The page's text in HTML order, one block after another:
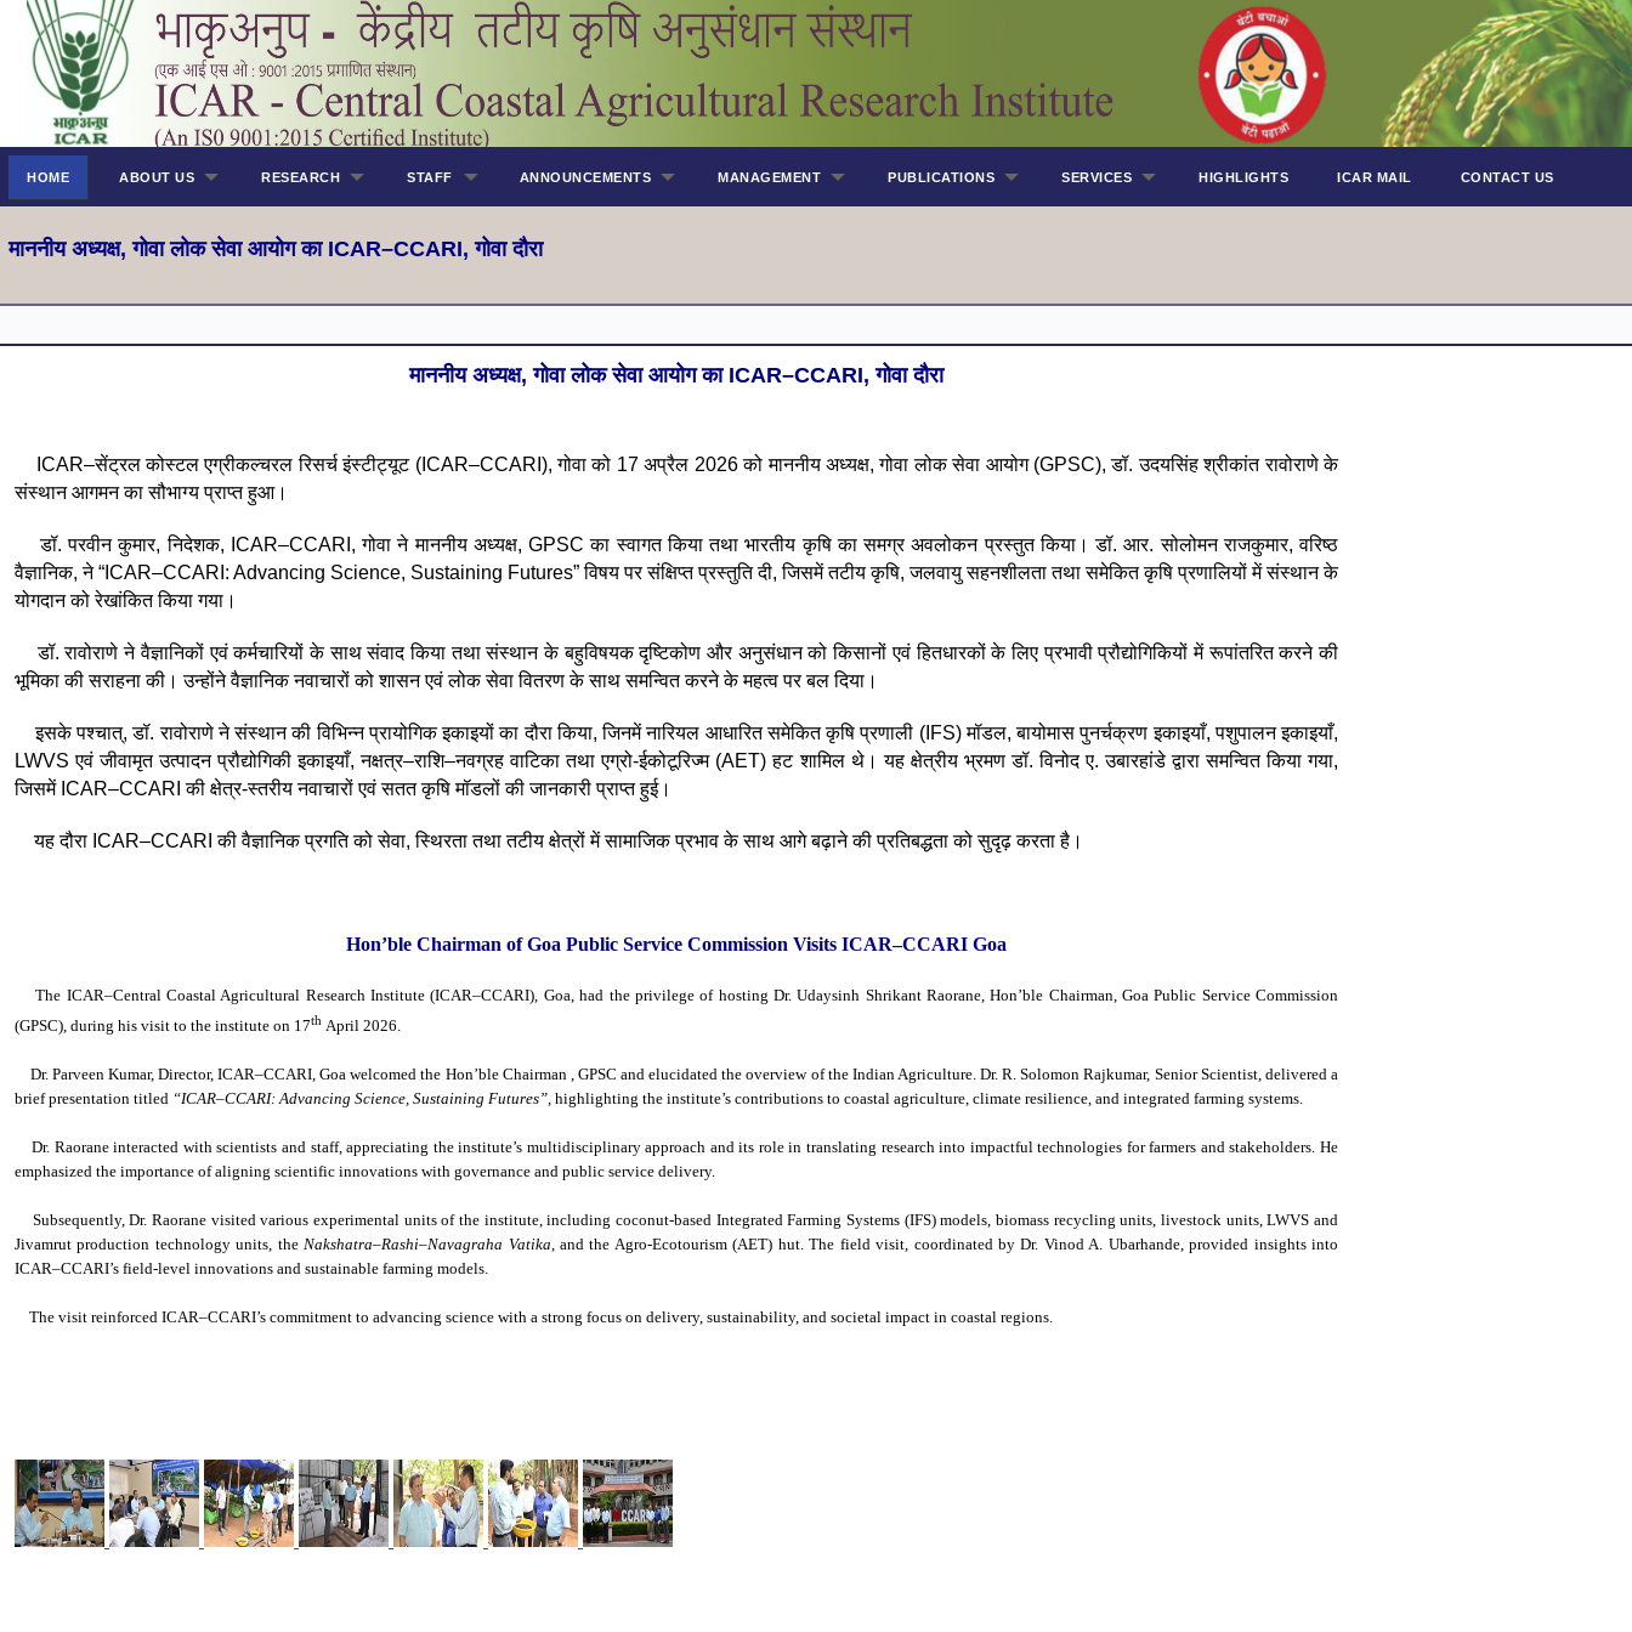
HOME ABOUT US RESEARCH STAFF ANNOUNCEMENTS MANAGEMENT PUBLICATIONS SERVICES HIGHLIGHTS ICAR MAIL CONTACT US
माननीय अध्यक्ष, गोवा लोक सेवा आयोग का ICAR–CCARI, गोवा दौरा
माननीय अध्यक्ष, गोवा लोक सेवा आयोग का ICAR–CCARI, गोवा दौरा
ICAR–सेंट्रल कोस्टल एग्रीकल्चरल रिसर्च इंस्टीट्यूट (ICAR–CCARI), गोवा को 17 अप्रैल 2026 को माननीय अध्यक्ष, गोवा लोक सेवा आयोग (GPSC), डॉ. उदयसिंह श्रीकांत रावोराणे के
संस्थान आगमन का सौभाग्य प्राप्त हुआ।
डॉ. परवीन कुमार, निदेशक, ICAR–CCARI, गोवा ने माननीय अध्यक्ष, GPSC का स्वागत किया तथा भारतीय कृषि का समग्र अवलोकन प्रस्तुत किया। डॉ. आर. सोलोमन राजकुमार, वरिष्ठ
वैज्ञानिक, ने “ICAR–CCARI: Advancing Science, Sustaining Futures” विषय पर संक्षिप्त प्रस्तुति दी, जिसमें तटीय कृषि, जलवायु सहनशीलता तथा समेकित कृषि प्रणालियों में संस्थान के
योगदान को रेखांकित किया गया।
डॉ. रावोराणे ने वैज्ञानिकों एवं कर्मचारियों के साथ संवाद किया तथा संस्थान के बहुविषयक दृष्टिकोण और अनुसंधान को किसानों एवं हितधारकों के लिए प्रभावी प्रौद्योगिकियों में रूपांतरित करने की
भूमिका की सराहना की। उन्होंने वैज्ञानिक नवाचारों को शासन एवं लोक सेवा वितरण के साथ समन्वित करने के महत्व पर बल दिया।
इसके पश्चात्, डॉ. रावोराणे ने संस्थान की विभिन्न प्रायोगिक इकाइयों का दौरा किया, जिनमें नारियल आधारित समेकित कृषि प्रणाली (IFS) मॉडल, बायोमास पुनर्चक्रण इकाइयाँ, पशुपालन इकाइयाँ,
LWVS एवं जीवामृत उत्पादन प्रौद्योगिकी इकाइयाँ, नक्षत्र–राशि–नवग्रह वाटिका तथा एग्रो-ईकोटूरिज्म (AET) हट शामिल थे। यह क्षेत्रीय भ्रमण डॉ. विनोद ए. उबारहांडे द्वारा समन्वित किया गया,
जिसमें ICAR–CCARI की क्षेत्र-स्तरीय नवाचारों एवं सतत कृषि मॉडलों की जानकारी प्राप्त हुई।
यह दौरा ICAR–CCARI की वैज्ञानिक प्रगति को सेवा, स्थिरता तथा तटीय क्षेत्रों में सामाजिक प्रभाव के साथ आगे बढ़ाने की प्रतिबद्धता को सुदृढ़ करता है।
Hon’ble Chairman of Goa Public Service Commission Visits ICAR–CCARI Goa
The ICAR–Central Coastal Agricultural Research Institute (ICAR–CCARI), Goa, had the privilege of hosting Dr. Udaysinh Shrikant Raorane, Hon’ble Chairman, Goa Public Service Commission
(GPSC), during his visit to the institute on 17th April 2026.
Dr. Parveen Kumar, Director, ICAR–CCARI, Goa welcomed the Hon’ble Chairman , GPSC and elucidated the overview of the Indian Agriculture. Dr. R. Solomon Rajkumar, Senior Scientist, delivered a
brief presentation titled “ICAR–CCARI: Advancing Science, Sustaining Futures”, highlighting the institute’s contributions to coastal agriculture, climate resilience, and integrated farming systems.
Dr. Raorane interacted with scientists and staff, appreciating the institute’s multidisciplinary approach and its role in translating research into impactful technologies for farmers and stakeholders. He
emphasized the importance of aligning scientific innovations with governance and public service delivery.
Subsequently, Dr. Raorane visited various experimental units of the institute, including coconut-based Integrated Farming Systems (IFS) models, biomass recycling units, livestock units, LWVS and
Jivamrut production technology units, theNakshatra–Rashi–Navagraha Vatika, and the Agro-Ecotourism (AET) hut. The field visit, coordinated by Dr. Vinod A. Ubarhande, provided insights into
ICAR–CCARI’s field-level innovations and sustainable farming models.
The visit reinforced ICAR–CCARI’s commitment to advancing science with a strong focus on delivery, sustainability, and societal impact in coastal regions.